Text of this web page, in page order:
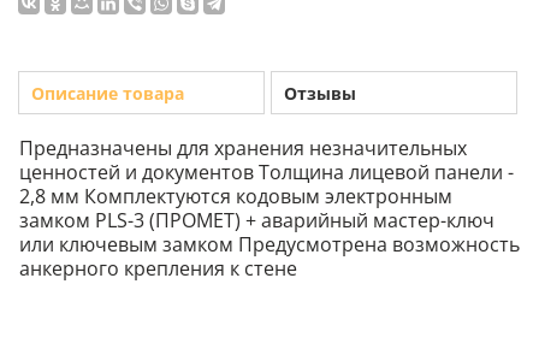
Описание товара Отзывы
Предназначены для хранения незначительных
ценностей и документов Толщина лицевой панели -
2,8 мм Комплектуются кодовым электронным
замком PLS-3 (ПРОМЕТ) + аварийный мастер-ключ
или ключевым замком Предусмотрена возможность
анкерного крепления к стене